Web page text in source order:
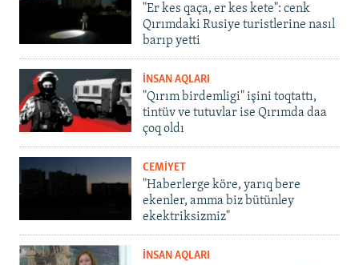
"Er kes qaça, er kes kete": cenk
Qırımdaki Rusiye turistlerine nasıl
barıp yetti
İNSAN AQLARI
"Qırım birdemligi" işini toqtattı,
tintüv ve tutuvlar ise Qırımda daa
çoq oldı
CEMİYET
"Haberlerge köre, yarıq bere
ekenler, amma biz bütünley
ekektriksizmiz"
İNSAN AQLARI